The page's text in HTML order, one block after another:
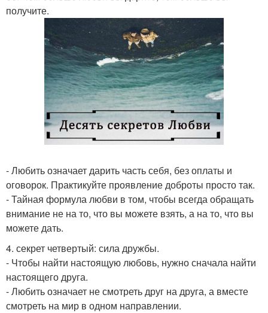
получите.
- Любить означает дарить часть себя, без оплаты и
оговорок. Практикуйте проявление доброты просто так.
- Тайная формула любви в том, чтобы всегда обращать
внимание не на то, что вы можете взять, а на то, что вы
можете дать.
4. секрет четвертый: сила дружбы.
- Чтобы найти настоящую любовь, нужно сначала найти
настоящего друга.
- Любить означает не смотреть друг на друга, а вместе
смотреть на мир в одном направлении.